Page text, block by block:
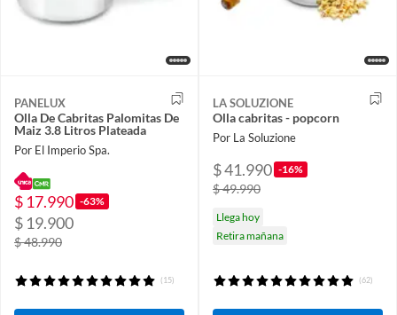
PANELUX
Olla De Cabritas Palomitas De
Maiz 3.8 Litros Plateada
Por El Imperio Spa.
$ 17.990 -63%
$ 19.900
$ 48.990
(15)
LA SOLUZIONE
Olla cabritas - popcorn
Por La Soluzione
$ 41.990 -16%
$ 49.990
Llega hoy
Retira mañana
(62)